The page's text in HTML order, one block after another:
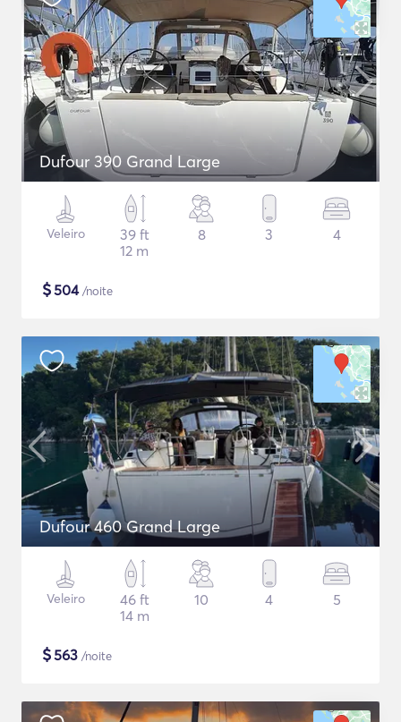
Dufour 390 Grand Large
Veleiro
39 ft
12 m
8 3 4
$504/noite
Dufour 460 Grand Large
Veleiro
46 ft
14 m
10 4 5
$563 /noite